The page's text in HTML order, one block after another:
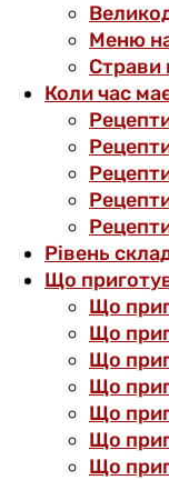
Меню
Страви
Коли час
Рівень
Що
Що
Що
Що
Що
Що
Що
Що